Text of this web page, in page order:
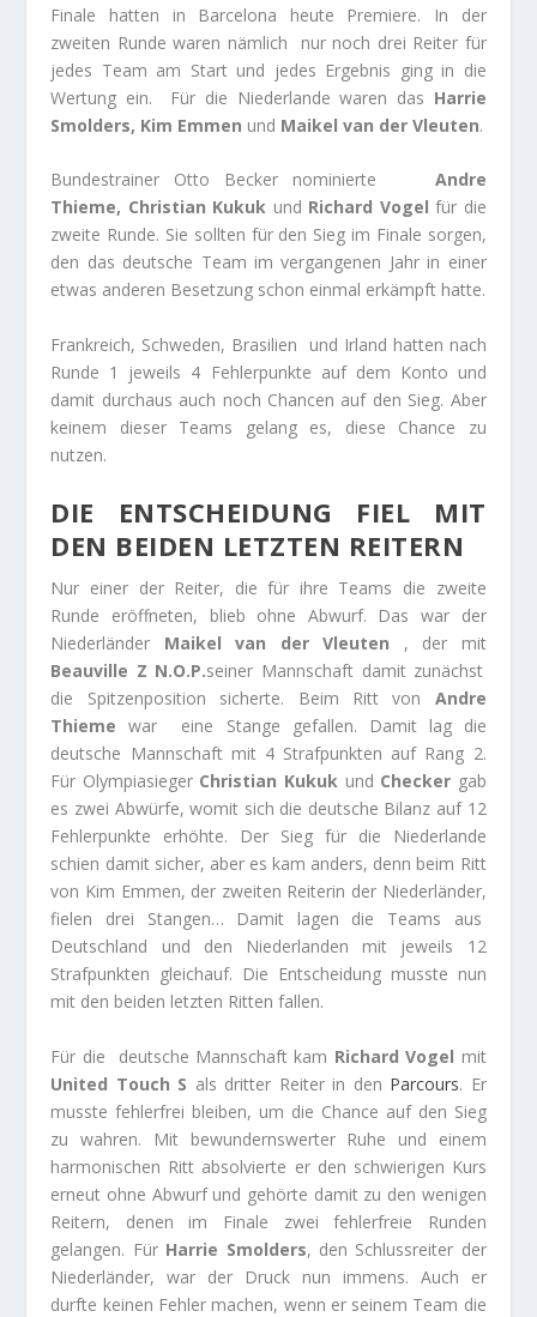
Finale hatten in Barcelona heute Premiere. In der
zweiten Runde waren nämlich nur noch drei Reiter für
jedes Team am Start und jedes Ergebnis ging in die
Wertung ein. Für die Niederlande waren das Harrie
Smolders, Kim Emmen und Maikel van der Vleuten.
Bundestrainer Otto Becker nominierte Andre
Thieme, Christian Kukuk und Richard Vogel für die
zweite Runde. Sie sollten für den Sieg im Finale sorgen,
den das deutsche Team im vergangenen Jahr in einer
etwas anderen Besetzung schon einmal erkämpft hatte.
Frankreich, Schweden, Brasilien und Irland hatten nach
Runde 1 jeweils 4 Fehlerpunkte auf dem Konto und
damit durchaus auch noch Chancen auf den Sieg. Aber
keinem dieser Teams gelang es, diese Chance zu
nutzen.
DIE ENTSCHEIDUNG FIEL MIT
DEN BEIDEN LETZTEN REITERN
Nur einer der Reiter, die für ihre Teams die zweite
Runde eröffneten, blieb ohne Abwurf. Das war der
Niederländer Maikel van der Vleuten , der mit
Beauville Z N.O.P.seiner Mannschaft damit zunächst
die Spitzenposition sicherte. Beim Ritt von Andre
Thieme war eine Stange gefallen. Damit lag die
deutsche Mannschaft mit 4 Strafpunkten auf Rang 2.
Für Olympiasieger Christian Kukuk und Checker gab
es zwei Abwürfe, womit sich die deutsche Bilanz auf 12
Fehlerpunkte erhöhte. Der Sieg für die Niederlande
schien damit sicher, aber es kam anders, denn beim Ritt
von Kim Emmen, der zweiten Reiterin der Niederländer,
fielen drei Stangen… Damit lagen die Teams aus
Deutschland und den Niederlanden mit jeweils 12
Strafpunkten gleichauf. Die Entscheidung musste nun
mit den beiden letzten Ritten fallen.
Für die deutsche Mannschaft kam Richard Vogel mit
United Touch S als dritter Reiter in den Parcours. Er
musste fehlerfrei bleiben, um die Chance auf den Sieg
zu wahren. Mit bewundernswerter Ruhe und einem
harmonischen Ritt absolvierte er den schwierigen Kurs
erneut ohne Abwurf und gehörte damit zu den wenigen
Reitern, denen im Finale zwei fehlerfreie Runden
gelangen. Für Harrie Smolders, den Schlussreiter der
Niederländer, war der Druck nun immens. Auch er
durfte keinen Fehler machen, wenn er seinem Team die